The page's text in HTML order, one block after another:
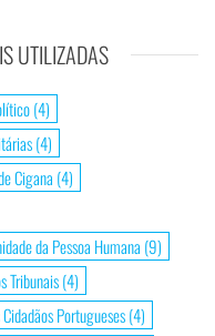
UTILIZADAS
(4)
(4)
Cigana (4)
da Pessoa Humana (9)
Tribunais(4)
Portugueses(4)